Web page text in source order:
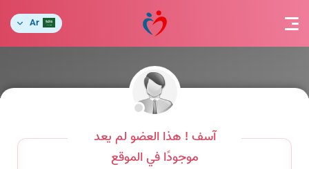
Ar
آسف ! هذا العضو لم يعد
موجودًا في الموقع